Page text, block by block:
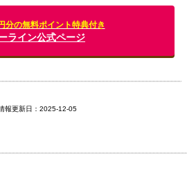
分の無料ポイント特典付き
ライン公式ページ
報更新日：2025-12-05